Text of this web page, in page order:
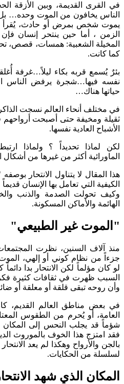
في القرى القديمة، وبين الأزقة
الناس يخافون من الموت وحده…
يموت شخص بمرض أو حادث، يُقرأ
الزمن ، أما حين ينتحر إنسان
المخيلة الشعبية: همسات، قصص،
كما كانت.
بئرٌ يُسمع قربه بكاء ليلاً…غرفة
نفسه فيها…شجرة يرفض الناس
حياتها هناك…
في مختلف أنحاء العالم نسجت
ثقيلة ومخيفة حتى أصبحت
الأشباح العادية نفسها.
لكن لماذا تحديداً ؟ ولماذا
الماورائية أكثر من غيرها من
هذا المقال لا يتناول الانتحار
الكيفية التي تعامل بها الإنسان
وكيف تحولت الصدمة والذنب
الهائمة والأماكن المسكونة.
"الموت غير الطبيعي"
منذ آلاف السنين، نظرت
جزءاً من نظام كوني أو إلهي،
لو كان مؤلماً لكن الانتحار بدا دائماً
السبب ظهرت في ثقافات كثيرة
وأن روحه تبقى قلقة أو معلقة أو
في بعض مناطق العالم القديم،
العامة، أو يُحرم من الطقوس
شؤماً قد يجلب النحس إلى المكان
فقد امتزج هذا الخوف بالموروث
بالجن والأرواح وهكذا لم يعد
لسلسلة من الحكايات.
المكان الذي شهد